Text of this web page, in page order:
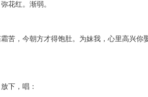
红。渐弱。
，今朝方才得饱肚。为妹我，心里高兴你
下，唱：